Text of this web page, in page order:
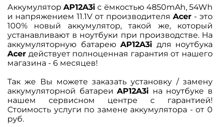
АккумуляторAP12A3i с ёмкостью 4850mAh, 54Wh
и напряжением 11.1V от производителя Acer - это
100% новый аккумулятор, такой же, который
устанавливают в ноутбуки при производстве. На
аккумуляторную батарею AP12A3i для ноутбука
Acer действует полноценная гарантия от нашего
магазина - 6 месяцев!
Так же Вы можете заказать установку / замену
аккумуляторной батареиAP12A3i на ноутбуке в
нашем сервисном центре с гарантией!
Стоимость услуги по замене аккумулятора - от 0
руб.